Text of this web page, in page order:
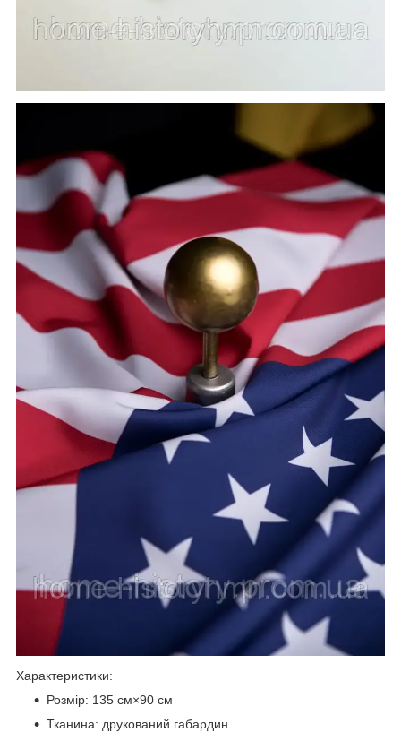
Характеристики:
Розмір: 135 см×90 см
Тканина: друкований габардин